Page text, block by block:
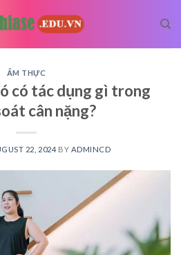
ẨM THỰC
có tác dụng gì trong
cân nặng?
22, 2024 BY ADMINCD